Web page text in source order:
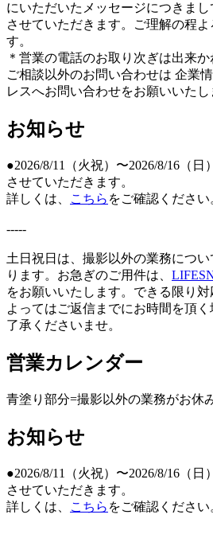
にいただいたメッセージにつきま
させていただきます。ご理解の程
す。
＊営業の電話のお取り次ぎは出来
ご相談以外のお問い合わせは 企業
レスへお問い合わせをお願いいたし
お知らせ
●2026/8/11（火祝）〜2026/8/16（
させていただきます。
詳しくは、
こちら をご確認ください
-----
土日祝日は、撮影以外の業務につ
ります。お急ぎのご用件は、
をお願いいたします。できる限り
よってはご返信までにお時間を頂
了承くださいませ。
営業カレンダー
青塗り 部分=撮影以外の業務がお休
お知らせ
●2026/8/11（火祝）〜2026/8/16（
させていただきます。
詳しくは、
こちら をご確認ください